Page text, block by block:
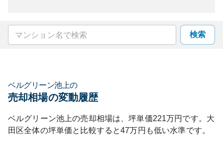
検索
ベルグリーン池上の
売却相場の変動履歴
ベルグリーン池上の売却相場は、坪単価221万円です。 大
田区全体の坪単価と比較すると47万円も低い水準です。